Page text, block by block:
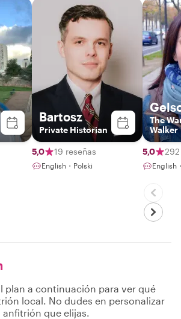
Bartosz
Private Historian
5,0 19 reseñas
English・Polski
The
Walker
5,0
English
plan a continuación para ver qué
local. No dudes en personalizar
que elijas.